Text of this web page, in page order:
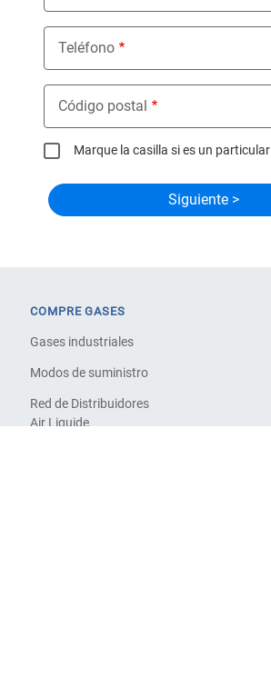
Teléfono
Código postal
Marque la casilla si es un particular
COMPRE GASES
Gases industriales
Modos de suministro
Red de Distribuidores
Air Liquide